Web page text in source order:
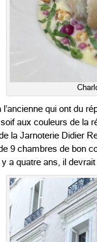
qui ont du
aux couleurs de la
la Jarnoterie Didier
9 chambres de bon
a quatre ans, il devrait